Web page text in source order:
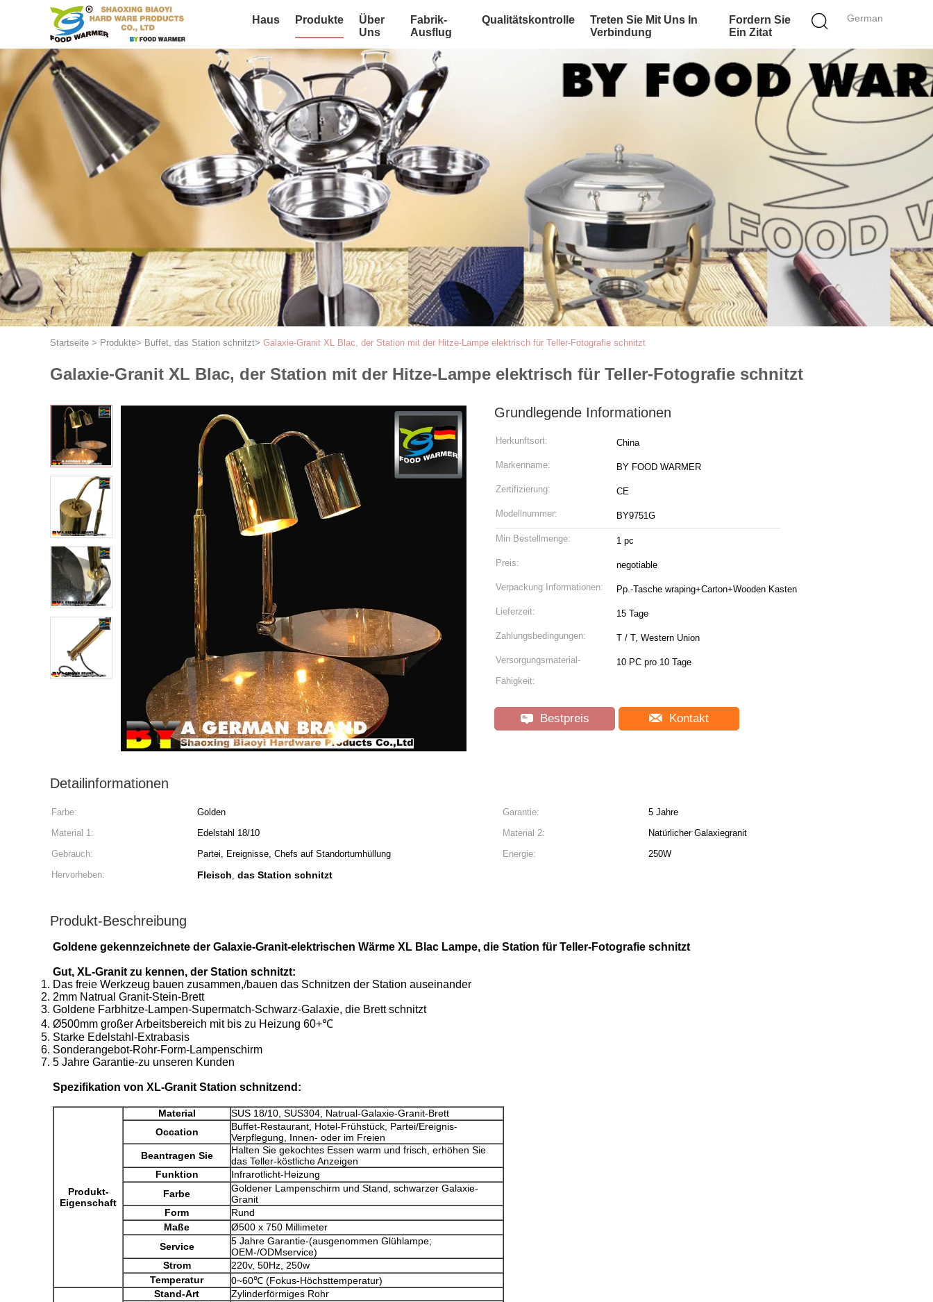
German
Haus Produkte
Über
Uns
Fabrik-
Ausflug
Qualitätskontrolle
Treten Sie Mit Uns In
Verbindung
Fordern Sie
Ein Zitat
Startseite > Produkte> Buffet, das Station schnitzt> Galaxie-Granit XL Blac, der Station mit der Hitze-Lampe elektrisch für Teller-Fotografie schnitzt
Galaxie-Granit XL Blac, der Station mit der Hitze-Lampe elektrisch für Teller-Fotografie schnitzt
Grundlegende Informationen
Herkunftsort: China
Markenname: BY FOOD WARMER
Zertifizierung: CE
Modellnummer: BY9751G
Min Bestellmenge: 1 pc
Preis: negotiable
Verpackung Informationen: Pp.-Tasche wraping+Carton+Wooden Kasten
Lieferzeit: 15 Tage
Zahlungsbedingungen: T / T, Western Union
Versorgungsmaterial-
Fähigkeit:
10 PC pro 10 Tage
Bestpreis Kontakt
Detailinformationen
Farbe: Golden Garantie:
5 Jahre
Material 1:
Edelstahl 18/10 Material 2:
Natürlicher Galaxiegranit
Gebrauch:
Partei, Ereignisse, Chefs auf Standortumhüllung Energie:
250W
Hervorheben:
Fleisch, das Station schnitzt
Produkt-Beschreibung
Goldene gekennzeichnete der Galaxie-Granit-elektrischen Wärme XL Blac Lampe, die Station für Teller-Fotografie schnitzt
Gut, XL-Granit zu kennen, der Station schnitzt:
Das freie Werkzeug bauen zusammen,/bauen das Schnitzen der Station auseinander
2mm Natrual Granit-Stein-Brett
Goldene Farbhitze-Lampen-Supermatch-Schwarz-Galaxie, die Brett schnitzt
Ø500mm großer Arbeitsbereich mit bis zu Heizung 60+℃
Starke Edelstahl-Extrabasis
Sonderangebot-Rohr-Form-Lampenschirm
5 Jahre Garantie-zu unseren Kunden
Spezifikation von XL-Granit Station schnitzend:
Produkt-
Eigenschaft
Material
SUS 18/10, SUS304, Natrual-Galaxie-Granit-Brett
Occation
Buffet-Restaurant, Hotel-Frühstück, Partei/Ereignis-
Verpflegung, Innen- oder im Freien
Beantragen Sie
Halten Sie gekochtes Essen warm und frisch, erhöhen Sie
das Teller-köstliche Anzeigen
Funktion
Infrarotlicht-Heizung
Farbe
Goldener Lampenschirm und Stand, schwarzer Galaxie-
Granit
Form
Rund
Maße
Ø500 x 750 Millimeter
Service
5 Jahre Garantie-(ausgenommen Glühlampe;
OEM-/ODMservice)
Strom
220v, 50Hz, 250w
Temperatur
0~60℃ (Fokus-Höchsttemperatur)
Stand-Art
Zylinderförmiges Rohr